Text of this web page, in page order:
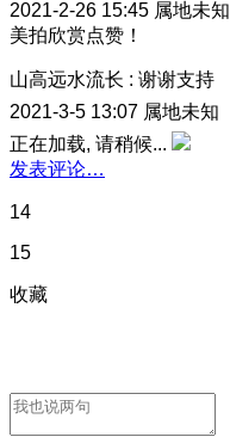
2021-2-26 15:45 属地未知
美拍欣赏点赞！
山高远水流长 : 谢谢支持
2021-3-5 13:07 属地未知
正在加载, 请稍候...
发表评论…
14
15
收藏